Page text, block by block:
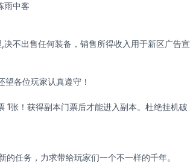
雨中客
不出售任何装备，销售所得收入用于新区广告宣
各位玩家认真遵守！
1张！获得副本门票后才能进入副本。杜绝挂机破
任务，力求带给玩家们一个不一样的千年。